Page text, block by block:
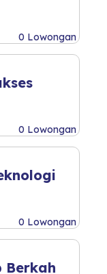
0 Lowongan
0 Lowongan
0 Lowongan
Berkah